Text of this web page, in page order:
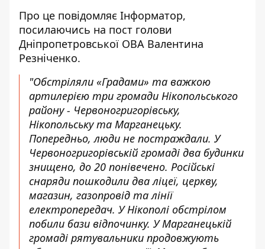
Про це повідомляє Інформатор,
посилаючись на пост голови
Дніпропетровської ОВА Валентина
Резніченко.
"Обстріляли «Градами» та важкою
артилерією три громади Нікопольського
району - Червоногригорівську,
Нікопольську та Марганецьку.
Попередньо, люди не постраждали. У
Червоногригорівській громаді два будинки
знищено, до 20 понівечено. Російські
снаряди пошкодили два ліцеї, церкву,
магазин, газопровід та лінії
електропередач. У Нікополі обстрілом
побили бази відпочинку. У Марганецькій
громаді рятувальники продовжують